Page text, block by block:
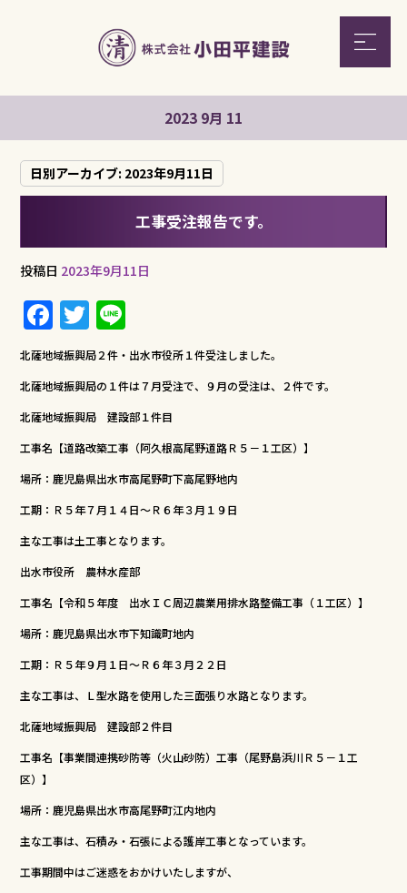
2023 9月 11
日別アーカイブ: 2023年9月11日
工事受注報告です。
投稿日 2023年9月11日
F
a
c
e
b
o
o
k
T
w
it
te
r
n
e
北薩地域振興局２件・出水市役所１件受注しました。
北薩地域振興局の１件は７月受注で、９月の受注は、２件です。
北薩地域振興局 建設部１件目
工事名【道路改築工事（阿久根高尾野道路Ｒ５－１工区）】
場所：鹿児島県出水市高尾野町下高尾野地内
工期：Ｒ５年７月１４日～Ｒ６年３月１９日
主な工事は土工事となります。
出水市役所 農林水産部
工事名【令和５年度 出水ＩＣ周辺農業用排水路整備工事（１工区）】
場所：鹿児島県出水市下知識町地内
工期：Ｒ５年９月１日～Ｒ６年３月２２日
主な工事は、Ｌ型水路を使用した三面張り水路となります。
北薩地域振興局 建設部２件目
工事名【事業間連携砂防等（火山砂防）工事（尾野島浜川Ｒ５－１工
区）】
場所：鹿児島県出水市高尾野町江内地内
主な工事は、石積み・石張による護岸工事となっています。
工事期間中はご迷惑をおかけいたしますが、